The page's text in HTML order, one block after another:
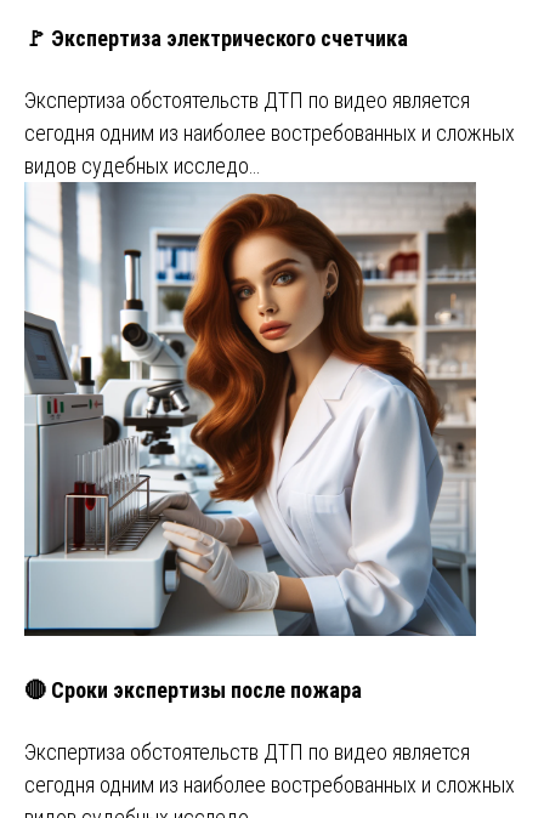
🚩 Экспертиза электрического счетчика
Экспертиза обстоятельств ДТП по видео является
сегодня одним из наиболее востребованных и сложных
видов судебных исследо…
🔴 Сроки экспертизы после пожара
Экспертиза обстоятельств ДТП по видео является
сегодня одним из наиболее востребованных и сложных